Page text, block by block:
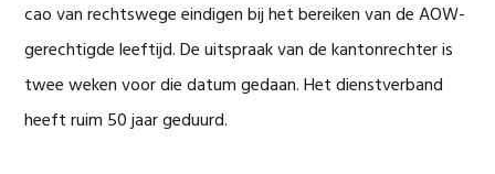
cao van rechtswege eindigen bij het bereiken van de AOW-
gerechtigde leeftijd. De uitspraak van de kantonrechter is
twee weken voor die datum gedaan. Het dienstverband
heeft ruim 50 jaar geduurd.